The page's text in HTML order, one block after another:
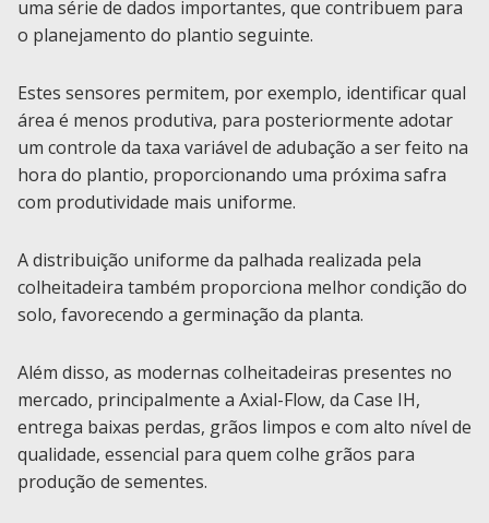
uma série de dados importantes, que contribuem para
o planejamento do plantio seguinte.
Estes sensores permitem, por exemplo, identificar qual
área é menos produtiva, para posteriormente adotar
um controle da taxa variável de adubação a ser feito na
hora do plantio, proporcionando uma próxima safra
com produtividade mais uniforme.
A distribuição uniforme da palhada realizada pela
colheitadeira também proporciona melhor condição do
solo, favorecendo a germinação da planta.
Além disso, as modernas colheitadeiras presentes no
mercado, principalmente a Axial-Flow, da Case IH,
entrega baixas perdas, grãos limpos e com alto nível de
qualidade, essencial para quem colhe grãos para
produção de sementes.